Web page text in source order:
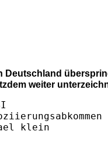
Deutschland
weiter